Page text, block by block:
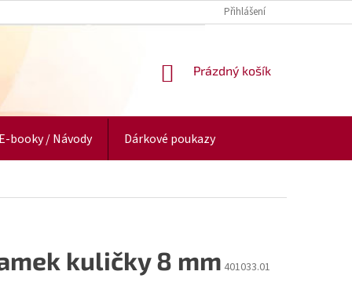
Přihlášení
NÁKUPNÍ
Prázdný košík
booky / Návody Dárkové poukazy
kuličky 8 mm 401033.01